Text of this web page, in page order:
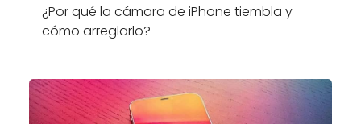
¿Por qué la cámara de iPhone tiembla y
cómo arreglarlo?